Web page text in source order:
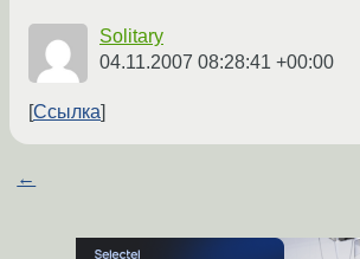
Solitary
04.11.2007 08:28:41 +00:00
Ссылка
←